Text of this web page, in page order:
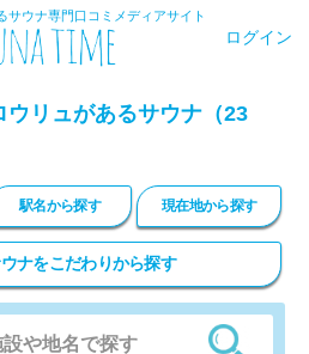
サウナ専門口コミメディアサイト
ログイン
リュがあるサウナ（23
駅名から探す 現在地から探す
ナをこだわりから探す